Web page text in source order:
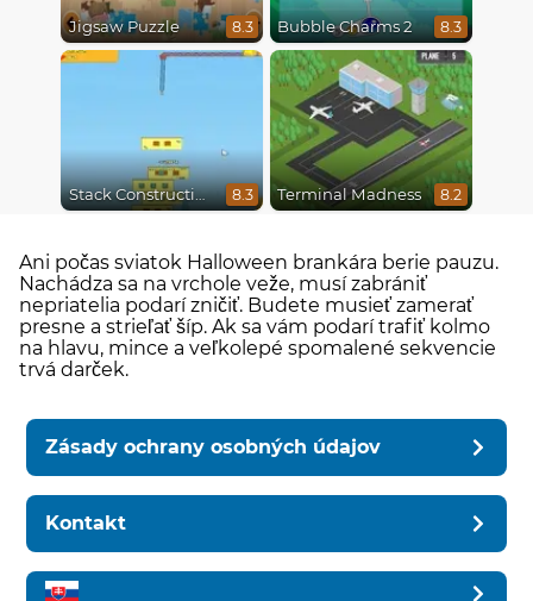
Jigsaw Puzzle 8.3 Bubble Charms 2 8.3
Stack Construction 8.3 Terminal Madness 8.2
Ani počas sviatok Halloween brankára berie pauzu.
Nachádza sa na vrchole veže, musí zabrániť
nepriatelia podarí zničiť. Budete musieť zamerať
presne a strieľať šíp. Ak sa vám podarí trafiť kolmo
na hlavu, mince a veľkolepé spomalené sekvencie
trvá darček.
Zásady ochrany osobných údajov
Kontakt